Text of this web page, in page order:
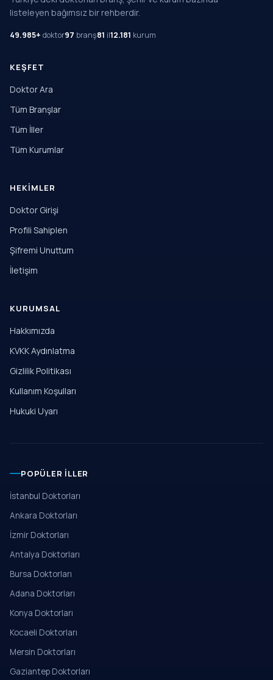
listeleyen bağımsız bir rehberdir.
49.985+ doktor97 branş81 il12.181 kurum
KEŞFET
Doktor Ara
Tüm Branşlar
Tüm İller
Tüm Kurumlar
HEKIMLER
Doktor Girişi
Profili Sahiplen
Şifremi Unuttum
İletişim
KURUMSAL
Hakkımızda
KVKK Aydınlatma
Gizlilik Politikası
Kullanım Koşulları
Hukuki Uyarı
POPÜLER İLLER
İstanbul Doktorları
Ankara Doktorları
İzmir Doktorları
Antalya Doktorları
Bursa Doktorları
Adana Doktorları
Konya Doktorları
Kocaeli Doktorları
Mersin Doktorları
Gaziantep Doktorları